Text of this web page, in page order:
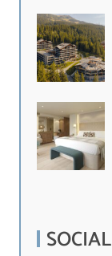
SOCIAL